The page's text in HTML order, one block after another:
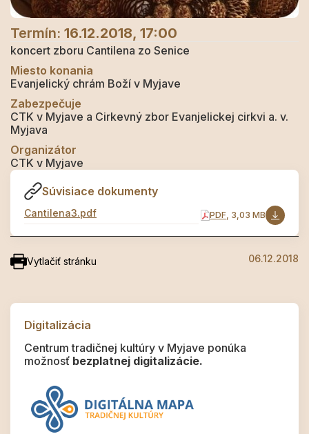
Termín: 16.12.2018, 17:00
koncert zboru Cantilena zo Senice
Miesto konania
Evanjelický chrám Boží v Myjave
Zabezpečuje
CTK v Myjave a Cirkevný zbor Evanjelickej cirkvi a. v.
Myjava
Organizátor
CTK v Myjave
Súvisiace dokumenty
Cantilena3.pdf PDF, 3,03 MB
Vytlačiť stránku 06.12.2018
Digitalizácia
Centrum tradičnej kultúry v Myjave ponúka
možnosť bezplatnej digitalizácie.